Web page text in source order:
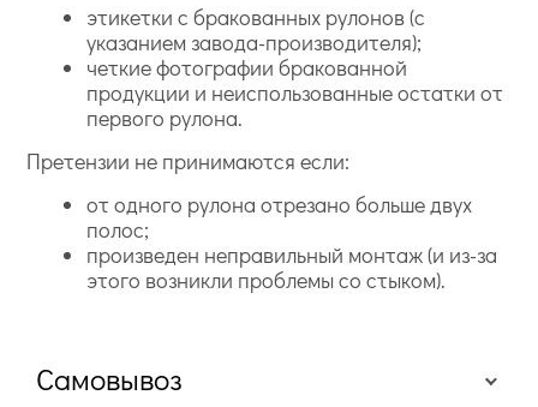
этикетки с бракованных рулонов (с
указанием завода-производителя);
четкие фотографии бракованной
продукции и неиспользованные остатки от
первого рулона.
Претензии не принимаются если:
от одного рулона отрезано больше двух
полос;
произведен неправильный монтаж (и из-за
этого возникли проблемы со стыком).
Самовывоз